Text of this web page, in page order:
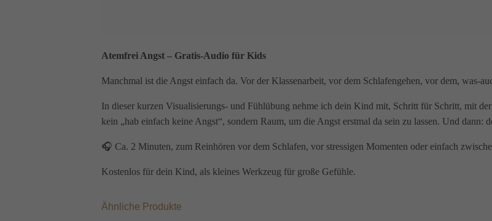
Atemfrei Angst – Gratis-Audio für Kids
Manchmal ist die Angst einfach da. Vor der Klassenarbeit, vor dem Schlafengehen, vor dem, was-
In dieser kurzen Visualisierungs- und Fühlübung nehme ich dein Kind mit, Schritt für Schritt, mit
kein „hab einfach keine Angst“, sondern Raum, um die Angst erstmal da sein zu lassen. Und
🎧 Ca. 2 Minuten, zum Reinhören vor dem Schlafen, vor stressigen Momenten oder einfach
Kostenlos für dein Kind, als kleines Werkzeug für große Gefühle.
Ähnliche Produkte